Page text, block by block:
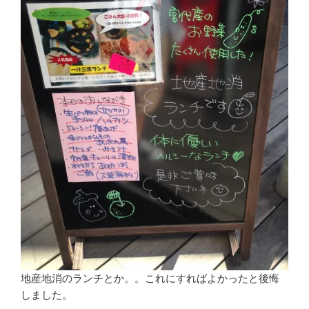
地産地消のランチとか。。これにすればよかったと後悔
しました。